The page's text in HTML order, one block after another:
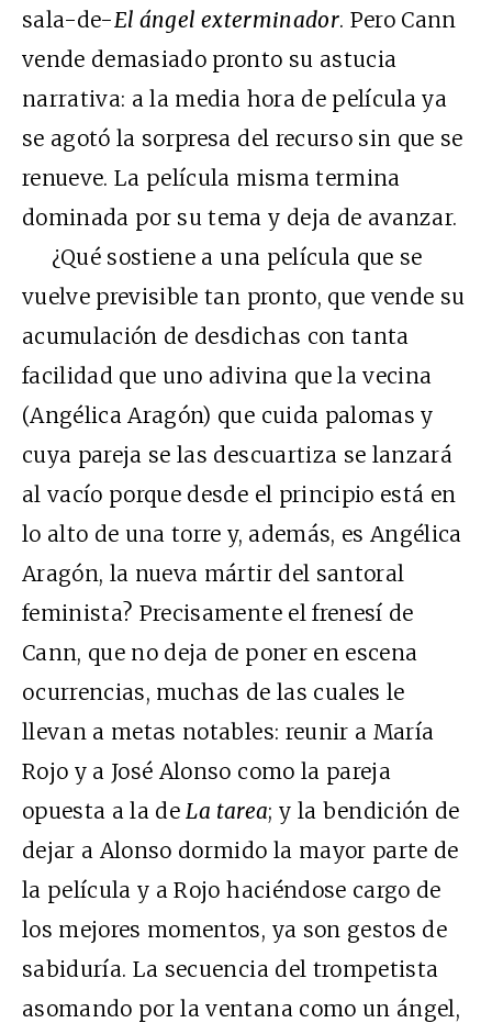
sala-de-El ángel exterminador. Pero Cann
vende demasiado pronto su astucia
narrativa: a la media hora de película ya
se agotó la sorpresa del recurso sin que se
renueve. La película misma termina
dominada por su tema y deja de avanzar.
¿Qué sostiene a una película que se
vuelve previsible tan pronto, que vende su
acumulación de desdichas con tanta
facilidad que uno adivina que la vecina
(Angélica Aragón) que cuida palomas y
cuya pareja se las descuartiza se lanzará
al vacío porque desde el principio está en
lo alto de una torre y, además, es Angélica
Aragón, la nueva mártir del santoral
feminista? Precisamente el frenesí de
Cann, que no deja de poner en escena
ocurrencias, muchas de las cuales le
llevan a metas notables: reunir a María
Rojo y a José Alonso como la pareja
opuesta a la deLa tarea; y la bendición de
dejar a Alonso dormido la mayor parte de
la película y a Rojo haciéndose cargo de
los mejores momentos, ya son gestos de
sabiduría. La secuencia del trompetista
asomando por la ventana como un ángel,